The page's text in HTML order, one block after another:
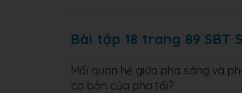
Bài tập 18 trang 89 SBT
Mối quan hệ giữa pha sáng và
cơ bản của pha tối?